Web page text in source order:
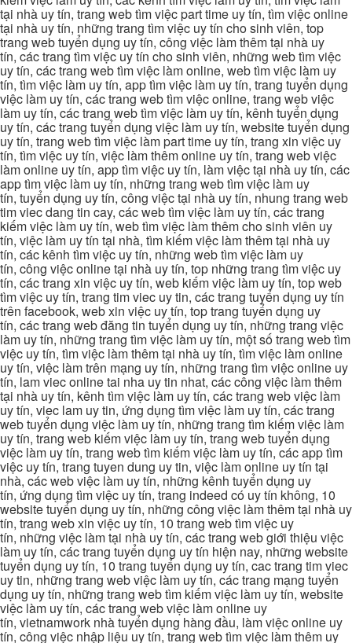
tại nhà uy tín, trang web tìm việc part time uy tín, tìm việc online
tại nhà uy tín, những trang tìm việc uy tín cho sinh viên, top
trang web tuyển dụng uy tín, công việc làm thêm tại nhà uy
tín, các trang tìm việc uy tín cho sinh viên, những web tìm việc
uy tín, các trang web tìm việc làm online, web tìm việc làm uy
tín, tìm việc làm uy tín, app tìm việc làm uy tín, trang tuyển dụng
việc làm uy tín, các trang web tìm việc online, trang web việc
làm uy tín, các trang web tìm việc làm uy tín, kênh tuyển dụng
uy tín, các trang tuyển dụng việc làm uy tín, website tuyển dụng
uy tín, trang web tìm việc làm part time uy tín, trang xin việc uy
tín, tìm việc uy tín, việc làm thêm online uy tín, trang web việc
làm online uy tín, app tìm việc uy tín, làm việc tại nhà uy tín, các
app tìm việc làm uy tín, những trang web tìm việc làm uy
tín, tuyển dụng uy tín, công việc tại nhà uy tín, nhung trang web
tim viec dang tin cay, các web tìm việc làm uy tín, các trang
kiếm việc làm uy tín, web tìm việc làm thêm cho sinh viên uy
tín, việc làm uy tín tại nhà, tìm kiếm việc làm thêm tại nhà uy
tín, các kênh tìm việc uy tín, những web tìm việc làm uy
tín, công việc online tại nhà uy tín, top những trang tìm việc uy
tín, các trang xin việc uy tín, web kiếm việc làm uy tín, top web
tìm việc uy tín, trang tim viec uy tin, các trang tuyển dụng uy tín
trên facebook, web xin việc uy tín, top trang tuyển dụng uy
tín, các trang web đăng tin tuyển dụng uy tín, những trang việc
làm uy tín, những trang tìm việc làm uy tín, một số trang web tìm
việc uy tín, tìm việc làm thêm tại nhà uy tín, tìm việc làm online
uy tín, việc làm trên mạng uy tín, những trang tìm việc online uy
tín, lam viec online tai nha uy tin nhat, các công việc làm thêm
tại nhà uy tín, kênh tìm việc làm uy tín, các trang web việc làm
uy tín, viec lam uy tin, ứng dụng tìm việc làm uy tín, các trang
web tuyển dụng việc làm uy tín, những trang tìm kiếm việc làm
uy tín, trang web kiếm việc làm uy tín, trang web tuyển dụng
việc làm uy tín, trang web tìm kiếm việc làm uy tín, các app tìm
việc uy tín, trang tuyen dung uy tin, việc làm online uy tín tại
nhà, các web việc làm uy tín, những kênh tuyển dụng uy
tín, ứng dụng tìm việc uy tín, trang indeed có uy tín không, 10
website tuyển dụng uy tín, những công việc làm thêm tại nhà uy
tín, trang web xin việc uy tín, 10 trang web tìm việc uy
tín, những việc làm tại nhà uy tín, các trang web giới thiệu việc
làm uy tín, các trang tuyển dụng uy tín hiện nay, những website
tuyển dụng uy tín, 10 trang tuyển dụng uy tín, cac trang tim viec
uy tin, những trang web việc làm uy tín, các trang mạng tuyển
dụng uy tín, những trang web tìm kiếm việc làm uy tín, website
việc làm uy tín, các trang web việc làm online uy
tín, vietnamwork nhà tuyển dụng hàng đầu, làm việc online uy
tín, công việc nhập liệu uy tín, trang web tìm việc làm thêm uy